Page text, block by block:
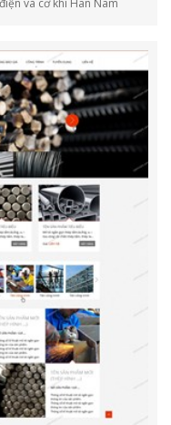
và cơ khí Han Nam